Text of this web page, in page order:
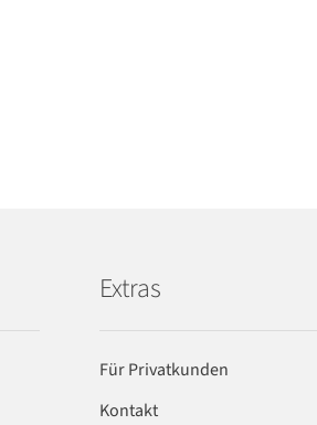
Extras
Für Privatkunden
Kontakt